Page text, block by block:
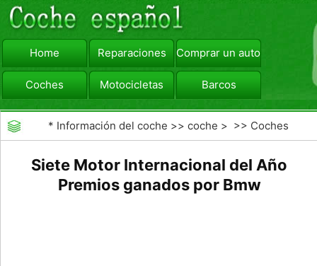
Home Reparaciones Comprar un automóvil
Coches Motocicletas Barcos
viajar Camiones
* Información del coche >>coche > >> Coches
Siete Motor Internacional del Año
Premios ganados por Bmw